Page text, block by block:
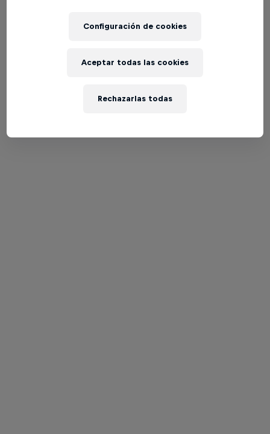
Configuración de cookies
Rechazarlas todas
Aceptar todas las cookies